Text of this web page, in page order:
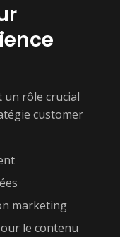
rôle crucial
customer
marketing
le contenu